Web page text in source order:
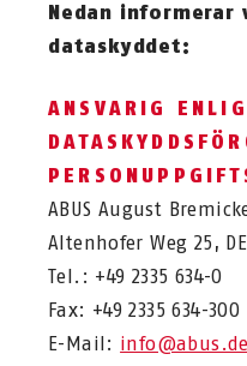
Nedan
dataskyddet:
ANSVARIG
ABUS August
Altenhofer Weg 25,
Tel.: +49 2335 634-0
Fax: +49 2335 634-300
E-Mail: info@abus.de